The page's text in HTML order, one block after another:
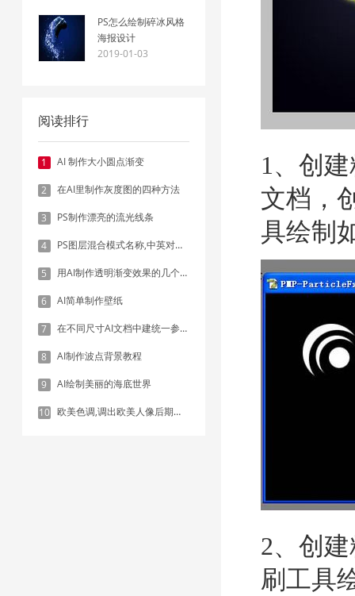
PS怎么绘制碎冰风格
海报设计
2019-01-03
阅读排行
1 AI 制作大小圆点渐变
2 在AI里制作灰度图的四种方法
3 PS制作漂亮的流光线条
4 PS图层混合模式名称,中英对照表
5 用AI制作透明渐变效果的几个方法
6 AI简单制作壁纸
7 在不同尺寸AI文档中建统一参考线 - 方法1：对齐和分布
8 AI制作波点背景教程
9 AI绘制美丽的海底世界
10 欧美色调,调出欧美人像后期色调实例
1、创
文档，
具绘制
2、创
刷工具